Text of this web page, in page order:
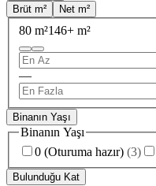
Brüt m²
Net m²
80 m²146+ m²
—
Binanın Yaşı
Binanın Yaşı
0 (Oturuma hazır) (3)
Bulunduğu Kat